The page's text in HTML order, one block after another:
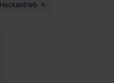
Heckantrieb